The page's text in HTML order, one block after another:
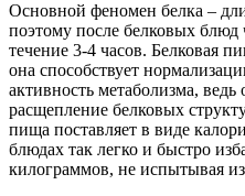
Основной феномен белка –
поэтому после белковых блюд
течение 3-4 часов. Белковая
она способствует
активность метаболизма, ведь
расщепление белковых
пища поставляет в виде
блюдах так легко и быстро
килограммов, не испытывая